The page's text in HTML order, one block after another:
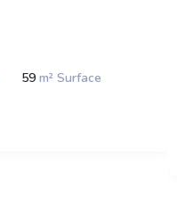
59 m² Surface